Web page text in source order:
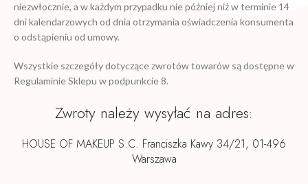
niezwłocznie, a w każdym przypadku nie później niż w terminie 14
dni kalendarzowych od dnia otrzymania oświadczenia konsumenta
o odstąpieniu od umowy.
Wszystkie szczegóły dotyczące zwrotów towarów są dostępne w
Regulaminie Sklepu w podpunkcie 8.
Zwroty należy wysyłać na adres:
HOUSE OF MAKEUP S.C. Franciszka Kawy 34/21, 01-496
Warszawa